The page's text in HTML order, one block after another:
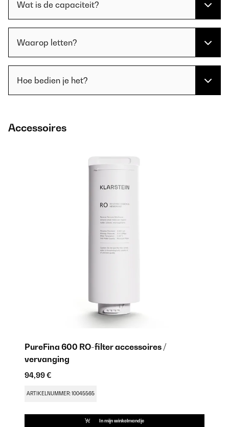
Wat is de capaciteit?
Waarop letten?
Hoe bedien je het?
Accessoires
PureFina 600 RO-filter accessoires /
vervanging
94,99 €
ARTIKELNUMMER: 10045565
In mijn winkelmandje